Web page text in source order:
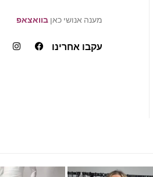
מענה אנושי כאן בוואצאפ
עקבו אחרינו
Instagram post
שמלת מקסי לבנה